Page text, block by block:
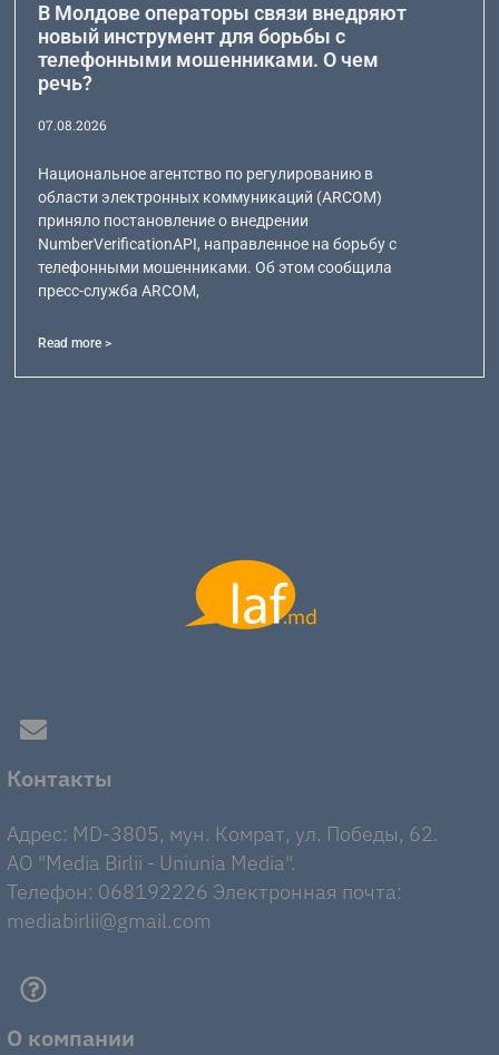
В Молдове операторы связи внедряют
новый инструмент для борьбы с
телефонными мошенниками. О чем
речь?
07.08.2026
Национальное агентство по регулированию в
области электронных коммуникаций (ARCOM)
приняло постановление о внедрении
NumberVerificationAPI, направленное на борьбу с
телефонными мошенниками. Об этом сообщила
пресс-служба ARCOM,
Read more >
Контакты
Адрес: MD-3805, мун. Комрат, ул. Победы, 62.
AO "Media Birlii - Uniunia Media".
Телефон: 068192226 Электронная почта:
mediabirlii@gmail.com
О компании